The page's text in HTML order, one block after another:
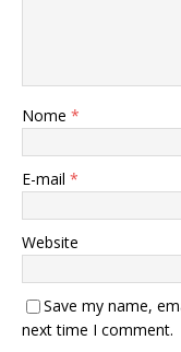
Nome *
E-mail *
Website
Save my name,
next time I comment.